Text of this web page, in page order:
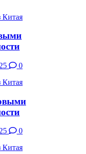
Китая
0
Китая
0
Китая